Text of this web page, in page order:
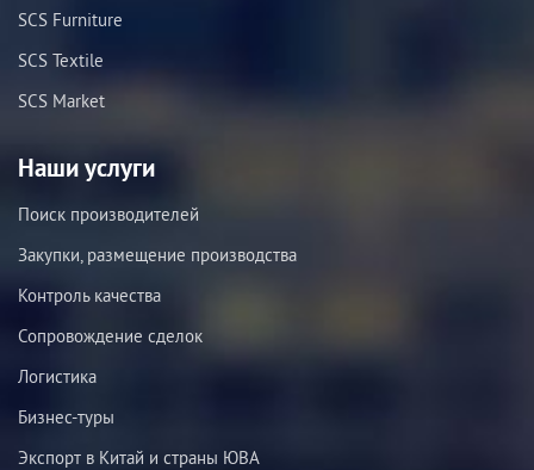
SCS Furniture
SCS Textile
SCS Market
Наши услуги
Поиск производителей
Закупки, размещение производства
Контроль качества
Сопровождение сделок
Логистика
Бизнес-туры
Экспорт в Китай и страны ЮВА